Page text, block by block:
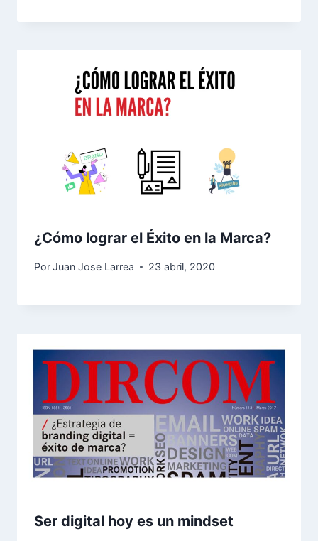
¿Cómo lograr el Éxito en la Marca?
PorJuan Jose Larrea 23 abril, 2020
Ser digital hoy es un mindset